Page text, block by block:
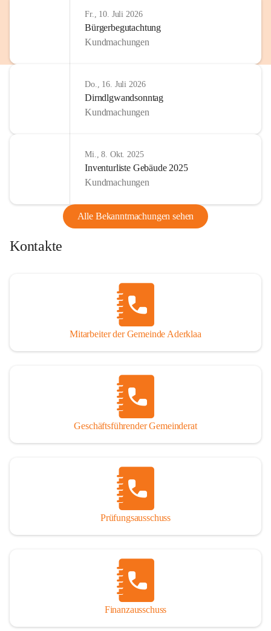
Fr., 10. Juli 2026
Bürgerbegutachtung
Kundmachungen
Do., 16. Juli 2026
Dirndlgwandsonntag
Kundmachungen
Mi., 8. Okt. 2025
Inventurliste Gebäude 2025
Kundmachungen
Alle Bekanntmachungen sehen
Kontakte
Mitarbeiter der Gemeinde Aderklaa
Geschäftsführender Gemeinderat
Prüfungsausschuss
Finanzausschuss